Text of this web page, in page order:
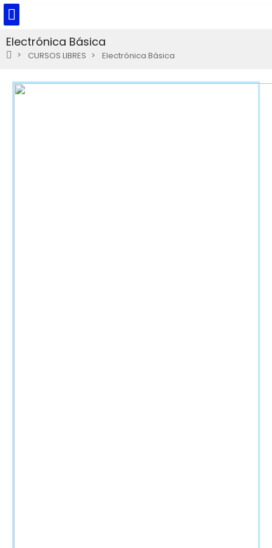
Electrónica Básica
CURSOS LIBRES Electrónica Básica